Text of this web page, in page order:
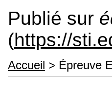
Publié sur
(https://
Accueil > Épreuve